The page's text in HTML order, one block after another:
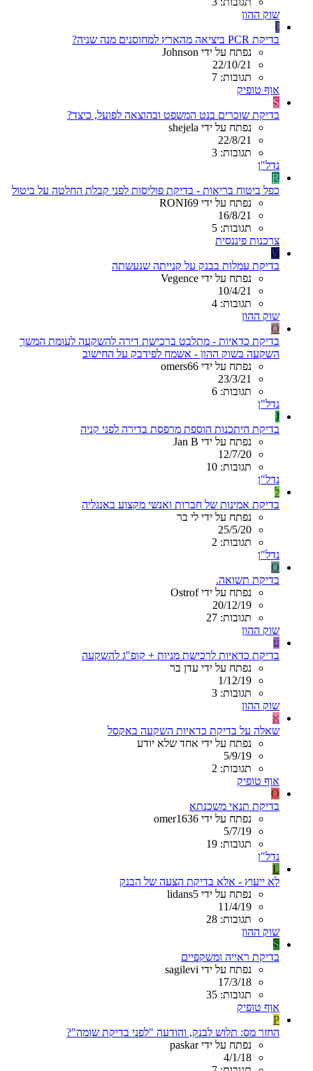
שוק ההון
J
בדיקת PCR ביציאה מהארץ למחוסנים מנה שניה?
נפתח על ידי Johnson
22/10/21
תגובות: 7
אוף טופיק
S
בדיקת שוכרים בנט המשפט ובהוצאה לפועל, כיצד?
נפתח על ידי shejela
22/8/21
תגובות: 3
נדל"ן
R
כפל ביטוח בריאות - בדיקת פוליסות לפני קבלת החלטה על ביטול
נפתח על ידי RONI69
16/8/21
תגובות: 5
צרכנות פיננסית
V
בדיקת עמלות בבנק על קנייתה שנעשתה
נפתח על ידי Vegence
10/4/21
תגובות: 4
שוק ההון
O
בדיקת כדאיות - מתלבט ברכישת דירה להשקעה לעומת המשך
השקעה בשוק ההון - אשמח לפידבק על החישוב
נפתח על ידי omers66
23/3/21
תגובות: 6
נדל"ן
J
בדיקת היתכנות הוספת מרפסת בדירה לפני קניה
נפתח על ידי Jan B
12/7/20
תגובות: 10
נדל"ן
ל
בדיקת אמינות של חברות ואנשי מקצוע באנגליה
נפתח על ידי לי בר
25/5/20
תגובות: 2
נדל"ן
O
בדיקת תשואה.
נפתח על ידי Ostrof
20/12/19
תגובות: 27
שוק ההון
ע
בדיקת כדאיות לרכישת מניות + קופ"ג להשקעה
נפתח על ידי עדן בר
1/12/19
תגובות: 3
שוק ההון
א
שאלה על בדיקת כדאיות השקעה באקסל
נפתח על ידי אחד שלא יודע
5/9/19
תגובות: 2
אוף טופיק
O
בדיקת תנאי משכנתא
נפתח על ידי omer1636
5/7/19
תגובות: 19
נדל"ן
L
לא ייעוץ - אלא בדיקת הצעה של הבנק
נפתח על ידי lidans5
11/4/19
תגובות: 28
שוק ההון
S
בדיקת ראייה ומשקפיים
נפתח על ידי sagilevi
17/3/18
תגובות: 35
אוף טופיק
P
החזר מס: תלוש לבנק, והודעה "לפני בדיקת שומה"?
נפתח על ידי paskar
4/1/18